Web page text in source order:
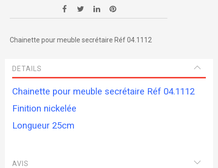
Chainette pour meuble secrétaire Réf 04.1112
DETAILS
Chainette pour meuble secrétaire Réf 04.1112
Finition nickelée
Longueur 25cm
AVIS